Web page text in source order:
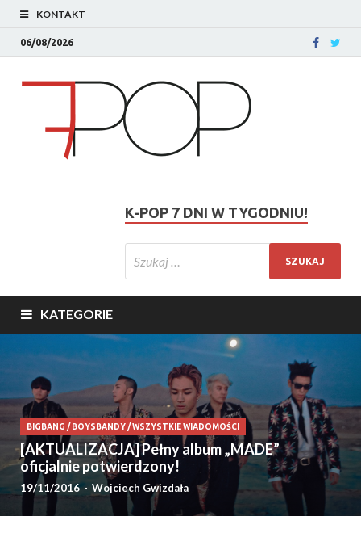
KONTAKT
06/08/2026
K-POP 7 DNI W TYGODNIU!
KATEGORIE
BIGBANG /BOYSBANDY/WSZYSTKIE WIADOMOŚCI
[AKTUALIZACJA] Pełny album „MADE”
oficjalnie potwierdzony!
19/11/2016- Wojciech Gwizdała